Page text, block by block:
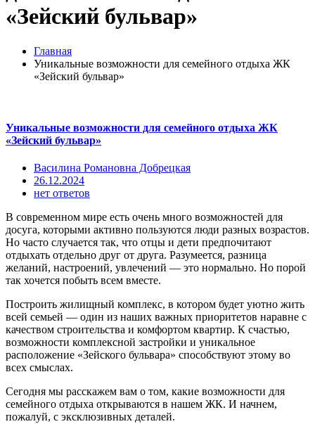
«Зейский бульвар»
Главная
Уникальные возможности для семейного отдыха ЖК
«Зейский бульвар»
Уникальные возможности для семейного отдыха ЖК
«Зейский бульвар»
Василина Романовна Добрецкая
26.12.2024
нет ответов
В современном мире есть очень много возможностей для
досуга, которыми активно пользуются люди разных возрастов.
Но часто случается так, что отцы и дети предпочитают
отдыхать отдельно друг от друга. Разумеется, разница
желаний, настроений, увлечений — это нормально. Но порой
так хочется побыть всем вместе.
Построить жилищный комплекс, в котором будет уютно жить
всей семьей — один из наших важных приоритетов наравне с
качеством строительства и комфортом квартир. К счастью,
возможности комплексной застройки и уникальное
расположение «Зейского бульвара» способствуют этому во
всех смыслах.
Сегодня мы расскажем вам о том, какие возможности для
семейного отдыха открываются в нашем ЖК. И начнем,
пожалуй, с эксклюзивных деталей.